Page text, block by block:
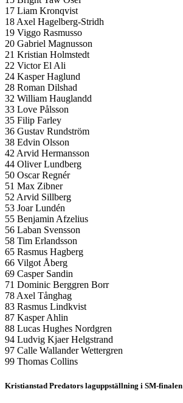
17 Liam Kronqvist
18 Axel Hagelberg-Stridh
19 Viggo Rasmusso
20 Gabriel Magnusson
21 Kristian Holmstedt
22 Victor El Ali
24 Kasper Haglund
28 Roman Dilshad
32 William Hauglandd
33 Love Pålsson
35 Filip Farley
36 Gustav Rundström
38 Edvin Olsson
42 Arvid Hermansson
44 Oliver Lundberg
50 Oscar Regnér
51 Max Zibner
52 Arvid Sillberg
53 Joar Lundén
55 Benjamin Afzelius
56 Laban Svensson
58 Tim Erlandsson
65 Rasmus Hagberg
66 Vilgot Åberg
69 Casper Sandin
71 Dominic Berggren Borr
78 Axel Tånghag
83 Rasmus Lindkvist
87 Kasper Ahlin
88 Lucas Hughes Nordgren
94 Ludvig Kjaer Helgstrand
97 Calle Wallander Wettergren
99 Thomas Collins
Kristianstad Predators laguppställning i SM-finalen